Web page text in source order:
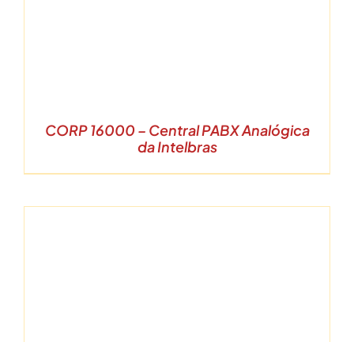
CORP 16000 – Central PABX Analógica
da Intelbras